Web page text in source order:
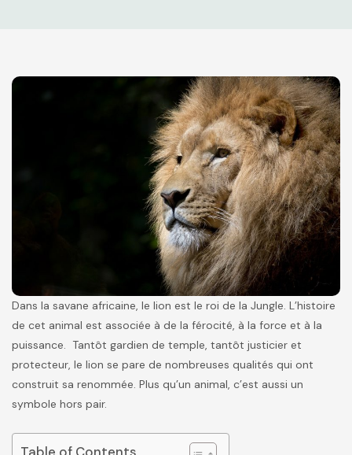
Dans la savane africaine, le lion est le roi de la Jungle. L’histoire
de cet animal est associée à de la férocité, à la force et à la
puissance. Tantôt gardien de temple, tantôt justicier et
protecteur, le lion se pare de nombreuses qualités qui ont
construit sa renommée. Plus qu’un animal, c’est aussi un
symbole hors pair.